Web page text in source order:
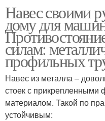
Навес своими
дому для
силам:
профильных
Навес из металла –
стоек с
материалом. Такой по
устойчивым: